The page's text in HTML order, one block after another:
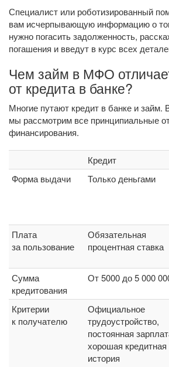
Специалист или роботизированный
вам исчерпывающую информацию о
нужно погасить задолженность,
погашения и введут в курс всех
Чем займ в МФО
от кредита в банке?
Многие путают кредит в банке и займ.
мы рассмотрим все принципиальные
финансирования.
Кредит
Форма выдачи
Только деньгами
Плата
за пользование
Обязательная
процентная ставка
Сумма
кредитования
От 5000 до 5 000
Критерии
к получателю
Официальное
трудоустройство,
постоянная
хорошая кредитная
история